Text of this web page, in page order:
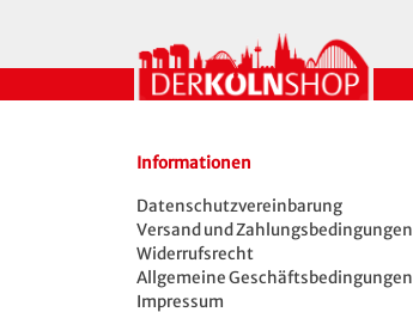
Informationen
Datenschutzvereinbarung
Versand und Zahlungsbedingungen
Widerrufsrecht
Allgemeine Geschäftsbedingungen
Impressum